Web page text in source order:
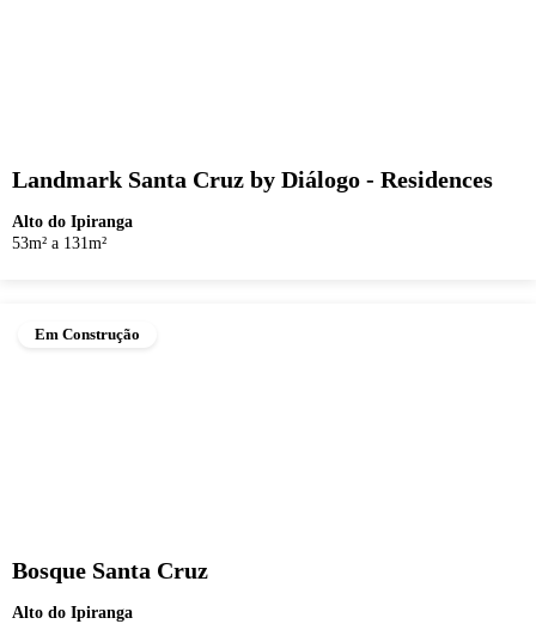
Landmark Santa Cruz by Diálogo - Residences
Alto do Ipiranga
53m² a 131m²
Em Construção
Bosque Santa Cruz
Alto do Ipiranga